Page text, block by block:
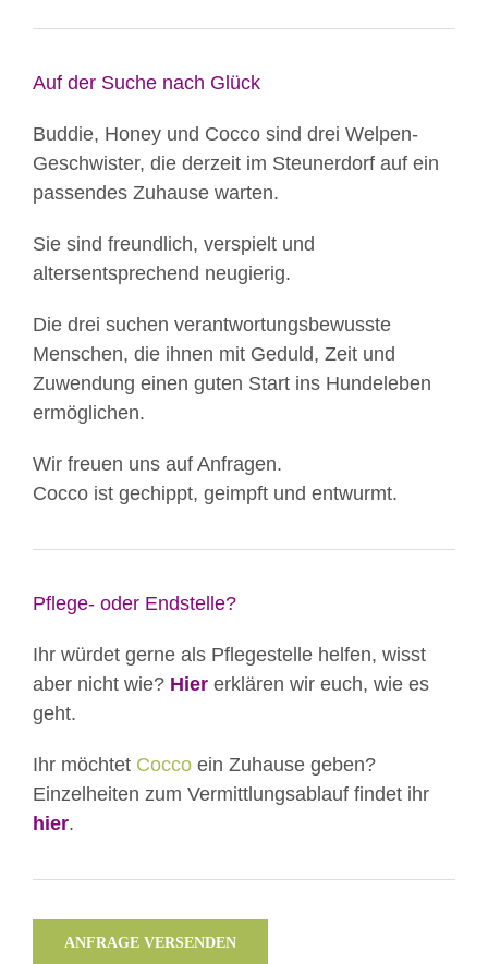
Auf der Suche nach Glück
Buddie, Honey und Cocco sind drei Welpen-
Geschwister, die derzeit im Steunerdorf auf ein
passendes Zuhause warten.
Sie sind freundlich, verspielt und
altersentsprechend neugierig.
Die drei suchen verantwortungsbewusste
Menschen, die ihnen mit Geduld, Zeit und
Zuwendung einen guten Start ins Hundeleben
ermöglichen.
Wir freuen uns auf Anfragen.
Cocco ist gechippt, geimpft und entwurmt.
Pflege- oder Endstelle?
Ihr würdet gerne als Pflegestelle helfen, wisst
aber nicht wie? Hier erklären wir euch, wie es
geht.
Ihr möchtet Cocco ein Zuhause geben?
Einzelheiten zum Vermittlungsablauf findet ihr
hier.
ANFRAGE VERSENDEN